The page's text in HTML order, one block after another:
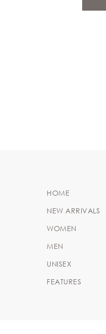
HOME
NEW ARRIVALS
WOMEN
MEN
UNISEX
FEATURES